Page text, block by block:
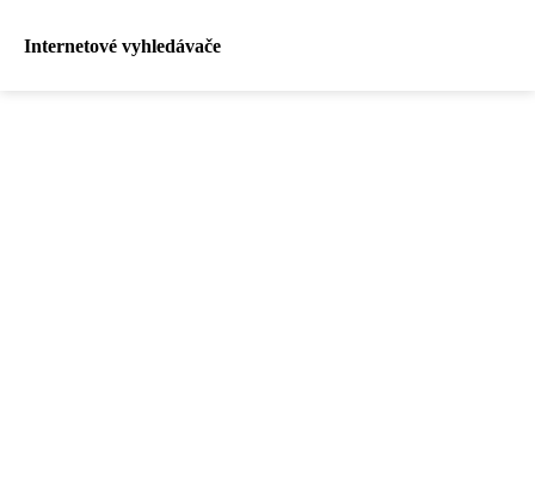
Internetové vyhledávače